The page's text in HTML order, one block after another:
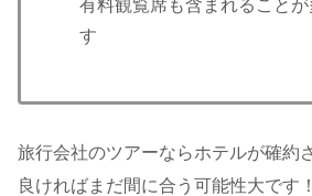
有料観覧席も含まれること
す
旅行会社のツアーならホテルが確約
良ければまだ間に合う可能性大です